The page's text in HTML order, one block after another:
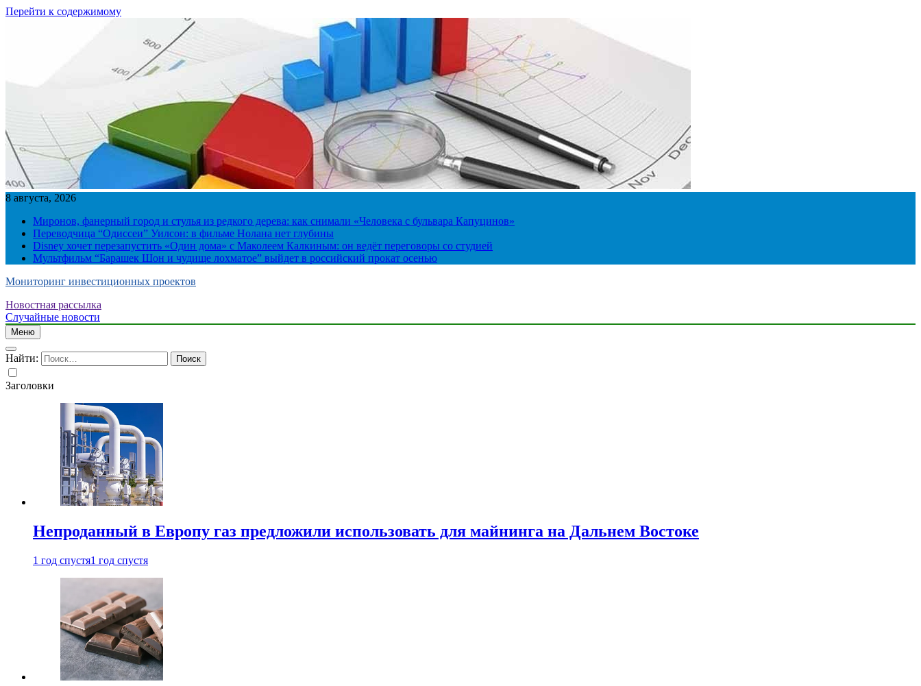
Перейти к содержимому
8 августа, 2026
Миронов, фанерный город и стулья из редкого дерева: как снимали «Человека с бульвара Капуцинов»
Переводчица “Одиссеи” Уилсон: в фильме Нолана нет глубины
Disney хочет перезапустить «Один дома» с Маколеем Калкиным: он ведёт переговоры со студией
Мультфильм “Барашек Шон и чудище лохматое” выйдет в российский прокат осенью
Мониторинг инвестиционных проектов
Новостная рассылка
Случайные новости
Меню
Найти:
Заголовки
Непроданный в Европу газ предложили использовать для майнинга на Дальнем Востоке
1 год спустя1 год спустя